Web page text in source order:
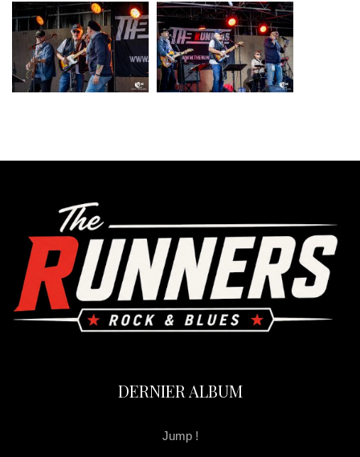
DERNIER ALBUM
Jump !